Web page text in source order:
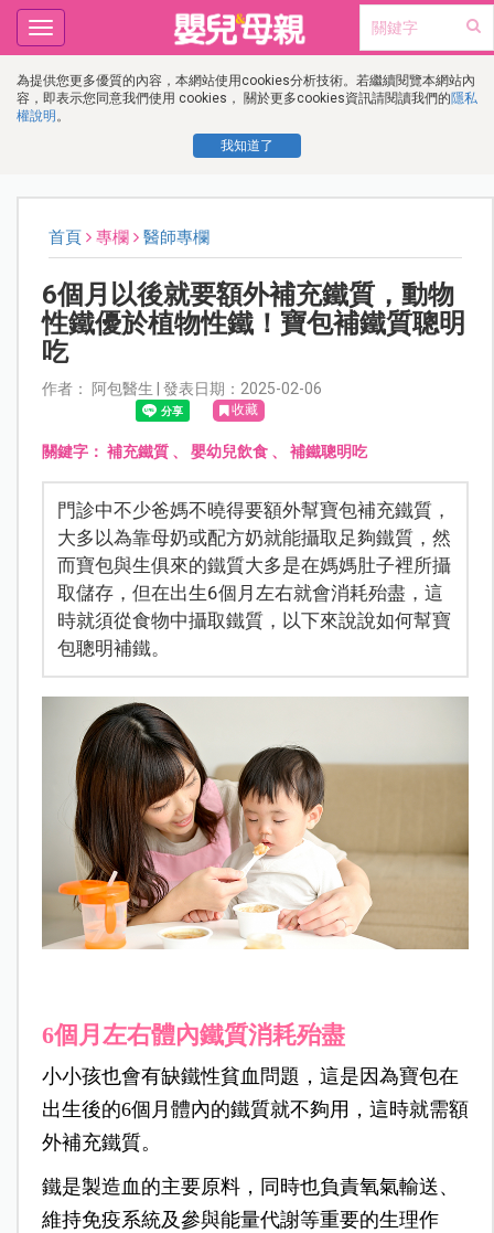
為提供您更多優質的內容，本網站使用cookies分析技術。若繼續閱覽本網站內
容，即表示您同意我們使用 cookies， 關於更多cookies資訊請閱讀我們的隱私
權說明 。
我知道了
Toggle
navigation
首頁 專欄 醫師專欄
6個月以後就要額外補充鐵質，動物
性鐵優於植物性鐵！寶包補鐵質聰明
吃
作者： 阿包醫生 | 發表日期：2025-02-06
收藏
關鍵字： 補充鐵質、 嬰幼兒飲食、 補鐵聰明吃
門診中不少爸媽不曉得要額外幫寶包補充鐵質，
大多以為靠母奶或配方奶就能攝取足夠鐵質，然
而寶包與生俱來的鐵質大多是在媽媽肚子裡所攝
取儲存，但在出生6個月左右就會消耗殆盡，這
時就須從食物中攝取鐵質，以下來說說如何幫寶
包聰明補鐵。
6個月左右體內鐵質消耗殆盡
小小孩也會有缺鐵性貧血問題，這是因為寶包在
出生後的6個月體內的鐵質就不夠用，這時就需額
外補充鐵質。
鐵是製造血的主要原料，同時也負責氧氣輸送、
維持免疫系統及參與能量代謝等重要的生理作